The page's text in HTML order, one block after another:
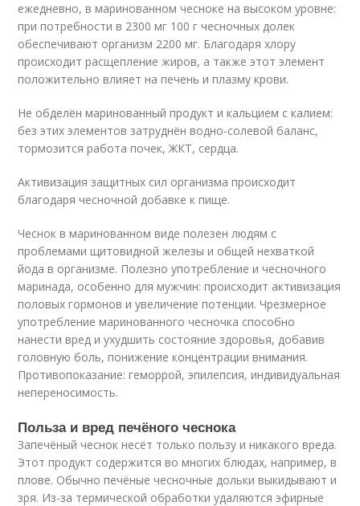
ежедневно, в маринованном чесноке на высоком уровне:
при потребности в 2300 мг 100 г чесночных долек
обеспечивают организм 2200 мг. Благодаря хлору
происходит расщепление жиров, а также этот элемент
положительно влияет на печень и плазму крови.
Не обделён маринованный продукт и кальцием с калием:
без этих элементов затруднён водно-солевой баланс,
тормозится работа почек, ЖКТ, сердца.
Активизация защитных сил организма происходит
благодаря чесночной добавке к пище.
Чеснок в маринованном виде полезен людям с
проблемами щитовидной железы и общей нехваткой
йода в организме. Полезно употребление и чесночного
маринада, особенно для мужчин: происходит активизация
половых гормонов и увеличение потенции. Чрезмерное
употребление маринованного чесночка способно
нанести вред и ухудшить состояние здоровья, добавив
головную боль, понижение концентрации внимания.
Противопоказание: геморрой, эпилепсия, индивидуальная
непереносимость.
Польза и вред печёного чеснока
Запечёный чеснок несёт только пользу и никакого вреда.
Этот продукт содержится во многих блюдах, например, в
плове. Обычно печёные чесночные дольки выкидывают и
зря. Из-за термической обработки удаляются эфирные